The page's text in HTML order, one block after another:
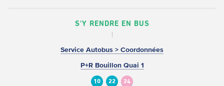
S'Y RENDRE EN BUS
Service Autobus > Coordonnées
P+R Bouillon Quai 1
10 22 24